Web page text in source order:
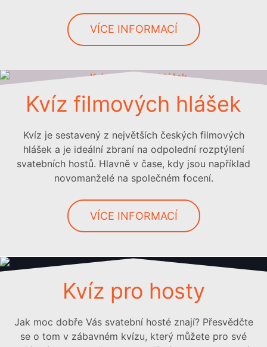
VÍCE INFORMACÍ
Kvíz filmových hlášek
Kvíz je sestavený z největších českých filmových
hlášek a je ideální zbraní na odpolední rozptýlení
svatebních hostů. Hlavně v čase, kdy jsou například
novomanželé na společném focení.
VÍCE INFORMACÍ
Kvíz pro hosty
Jak moc dobře Vás svatební hosté znají? Přesvědčte
se o tom v zábavném kvízu, který můžete pro své